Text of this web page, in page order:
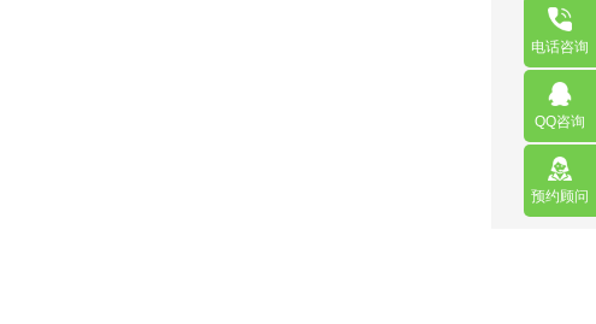
电话咨询
QQ咨询
预约顾问